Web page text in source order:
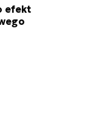
efekt